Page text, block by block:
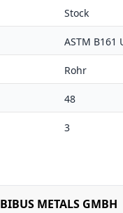
Stock
ASTM B161
Rohr
48
3
BIBUS METALS GMBH